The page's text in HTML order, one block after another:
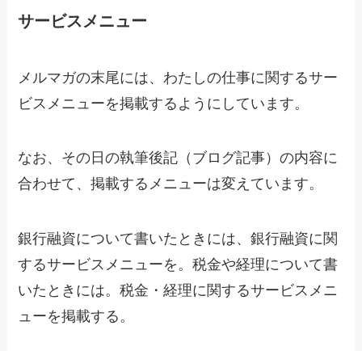
サービスメニュー
メルマガの末尾には、わたしの仕事に関するサー
ビスメニューを掲載するようにしています。
なお、その日の執筆後記（ブログ記事）の内容に
合わせて、掲載するメニューは変えています。
銀行融資について書いたときには、銀行融資に関
するサービスメニューを。税金や経理について書
いたときには。税金・経理に関するサービスメニ
ューを掲載する。